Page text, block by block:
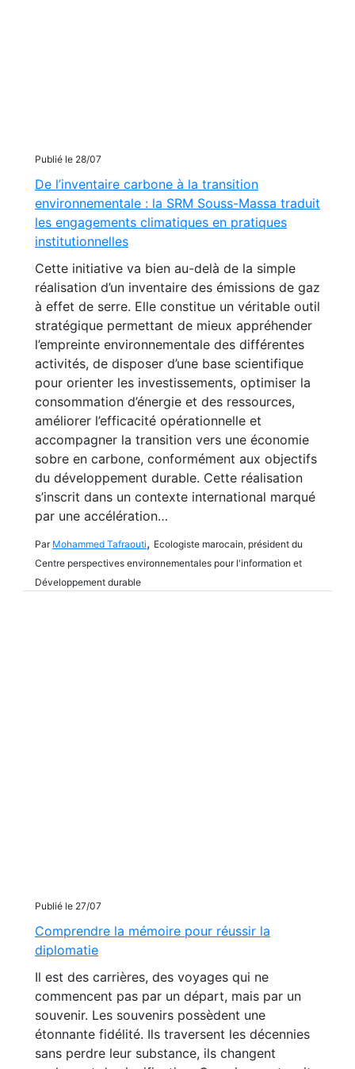
Publié le 28/07
De l’inventaire carbone à la transition
environnementale : la SRM Souss-Massa traduit
les engagements climatiques en pratiques
institutionnelles
Cette initiative va bien au-delà de la simple
réalisation d’un inventaire des émissions de gaz
à effet de serre. Elle constitue un véritable outil
stratégique permettant de mieux appréhender
l’empreinte environnementale des différentes
activités, de disposer d’une base scientifique
pour orienter les investissements, optimiser la
consommation d’énergie et des ressources,
améliorer l’efficacité opérationnelle et
accompagner la transition vers une économie
sobre en carbone, conformément aux objectifs
du développement durable. Cette réalisation
s’inscrit dans un contexte international marqué
par une accélération…
Par Mohammed Tafraouti, Ecologiste marocain, président du
Centre perspectives environnementales pour l'information et
Développement durable
Publié le 27/07
Comprendre la mémoire pour réussir la
diplomatie
Il est des carrières, des voyages qui ne
commencent pas par un départ, mais par un
souvenir. Les souvenirs possèdent une
étonnante fidélité. Ils traversent les décennies
sans perdre leur substance, ils changent